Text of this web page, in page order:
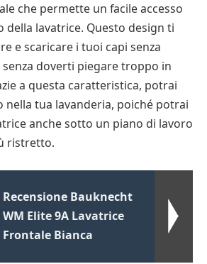
che permette un facile accesso
della lavatrice. Questo design ti
e scaricare i tuoi capi senza
doverti piegare troppo in
a questa caratteristica, potrai
nella tua lavanderia, poiché potrai
anche sotto un piano di lavoro
ristretto.
Recensione Bauknecht
WM Elite 9A Lavatrice
Frontale Bianca